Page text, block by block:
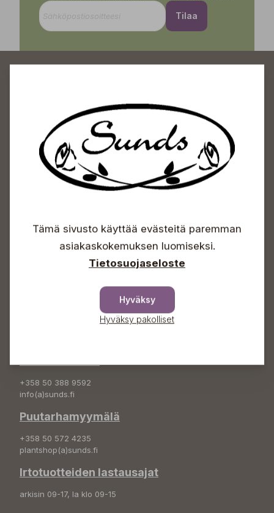
Tilaa
Sundin Puutarhakeskus
Avoinna
+358 50 388 9592
+358 50 388 9592
info(a)sunds.fi
Puutarhamyymälä
+358 50 572 4235
plantshop(a)sunds.fi
Irtotuotteiden lastausajat
arkisin 09-17, la klo 09-15
Tämä sivusto käyttää evästeitä paremman
asiakaskokemuksen luomiseksi.
Tietosuojaseloste
Hyväksy
Hyväksy pakolliset